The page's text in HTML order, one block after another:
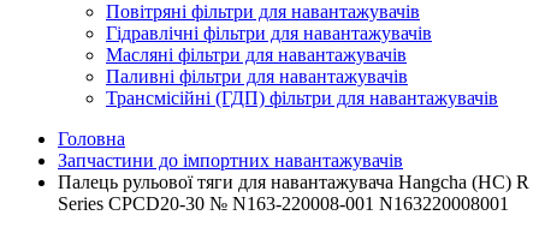
Повітряні фільтри для навантажувачів
Гідравлічні фільтри для навантажувачів
Масляні фільтри для навантажувачів
Паливні фільтри для навантажувачів
Трансмісійні (ГДП) фільтри для навантажувачів
Головна
Запчастини до імпортних навантажувачів
Палець рульової тяги для навантажувача Hangcha (HC) R
Series CPCD20-30 № N163-220008-001 N163220008001